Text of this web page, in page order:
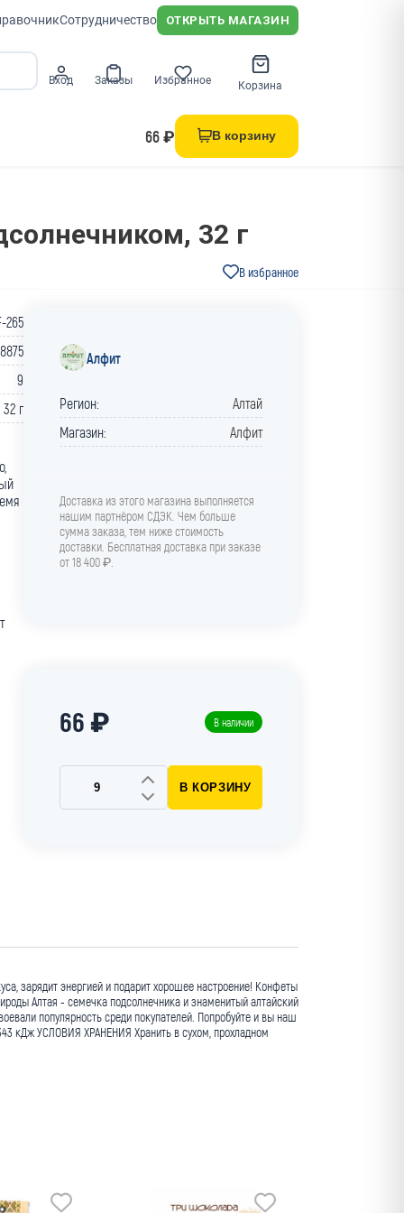
Сотрудничество ОТКРЫТЬ МАГАЗИН
Вход Заказы Избранное Корзина
66 ₽ В корзину
32 г
В избранное
265
9
32 г
Алфит
Регион:
Алтай
Магазин:
Алфит
Доставка из этого магазина выполняется
нашим партнёром СДЭК. Чем больше
сумма заказа, тем ниже стоимость
доставки. Бесплатная доставка при заказе
от 18 400 ₽.
66 ₽ В наличии
В КОРЗИНУ
зарядит энергией и подарит хорошее настроение! Конфеты
Алтая - семечка подсолнечника и знаменитый алтайский
популярность среди покупателей. Попробуйте и вы наш
кДж УСЛОВИЯ ХРАНЕНИЯ Хранить в сухом, прохладном